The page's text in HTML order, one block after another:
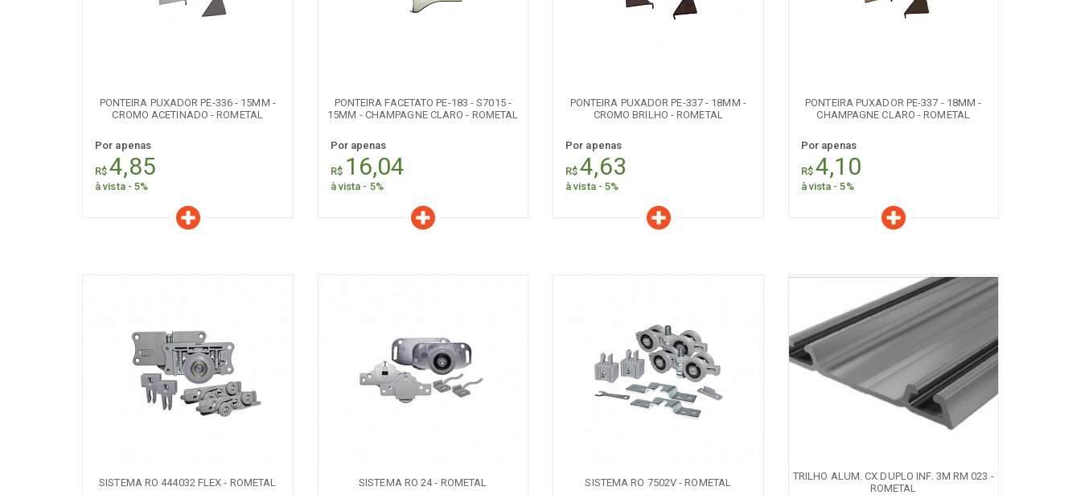
PONTEIRA PUXADOR PE-336 - 15MM -
CROMO ACETINADO - ROMETAL
Por apenas
R$4,85
à vista - 5%
PONTEIRA FACETATO PE-183 - S7015 -
15MM - CHAMPAGNE CLARO - ROMETAL
Por apenas
R$ 16,04
à vista - 5%
PONTEIRA PUXADOR PE-337 - 18MM -
CROMO BRILHO - ROMETAL
Por apenas
R$4,63
à vista - 5%
PONTEIRA PUXADOR PE-337 - 18MM -
CHAMPAGNE CLARO - ROMETAL
Por apenas
R$ 4,10
à vista - 5%
SISTEMA RO 444032 FLEX - ROMETAL
Características
Quantidade:
SISTEMA RO 24 - ROMETAL
Características
SISTEMA RO 7502V - ROMETAL
Características
Quantidade:
TRILHO ALUM. CX DUPLO INF. 3M RM 023 -
ROMETAL
Características